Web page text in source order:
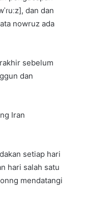
dan dan
nowruz ada
sebelum
dan
Iran
setiap hari
hari salah satu
mendatangi